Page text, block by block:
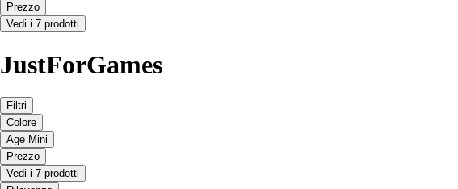
Prezzo
Vedi i 7 prodotti
JustForGames
Filtri
Colore
Age Mini
Prezzo
Vedi i 7 prodotti